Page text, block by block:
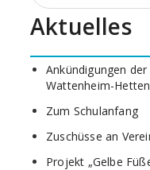
Aktuelles
Ankündigungen
Wattenheim-
Zum Schulanfang
Zuschüsse an
Projekt „Gelbe